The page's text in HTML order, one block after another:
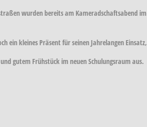
wurden bereits am Kameradschaftsabend
ein kleines Präsent für seinen Jahrelangen
gutem Frühstück im neuen Schulungsraum aus.